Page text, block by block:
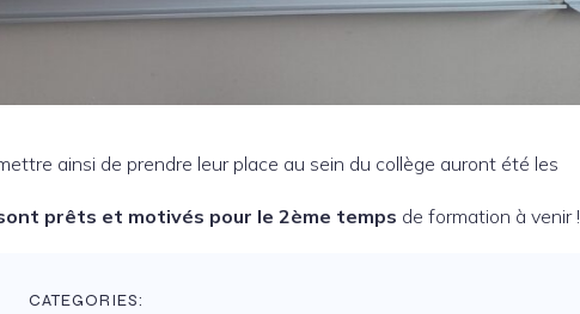
ainsi de prendre leur place au sein du collège auront été les
prêts et motivés pour le 2ème temps de formation à venir !
CATEGORIES: